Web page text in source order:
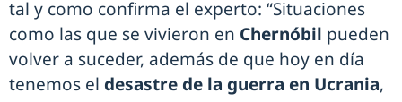
tal y como confirma el experto: “Situaciones
como las que se vivieron en Chernóbil pueden
volver a suceder, además de que hoy en día
tenemos el desastre de la guerra en Ucrania,